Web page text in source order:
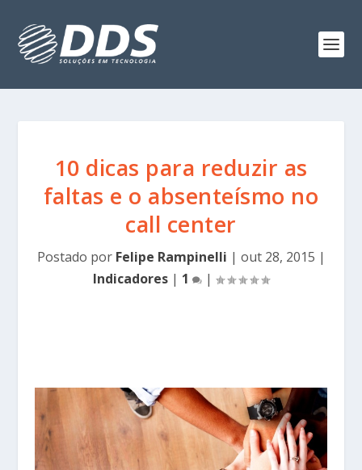
10 dicas para reduzir as
faltas e o absenteísmo no
call center
Postado por Felipe Rampinelli | out 28, 2015 |
Indicadores | 1 |